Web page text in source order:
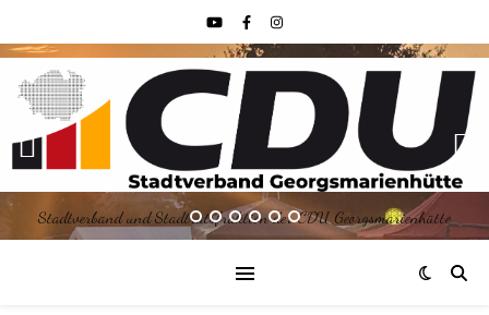
Stadtverband und Stadtratsfraktion der CDU Georgsmarienhütte